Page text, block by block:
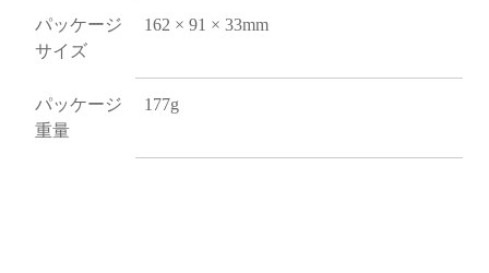
パッケージ
サイズ
162 × 91 × 33mm
パッケージ
重量
177g